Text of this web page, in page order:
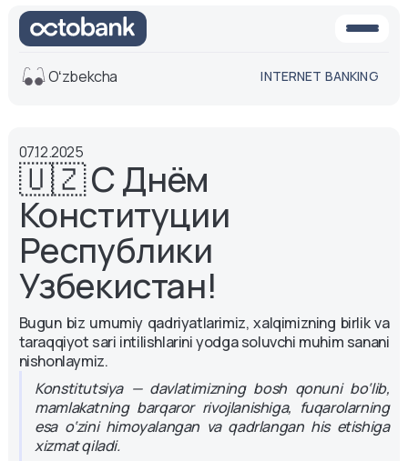
O'rta
versiya
versiya
Ovoz
Matn o'lchami
Aa -
Aa
Aa +
Oʻzbekcha INTERNET BANKING
07.12.2025
🇺🇿 С Днём
Конституции
Республики
Узбекистан!
Bugun biz umumiy qadriyatlarimiz, xalqimizning birlik va
taraqqiyot sari intilishlarini yodga soluvchi muhim sanani
nishonlaymiz.
Konstitutsiya — davlatimizning bosh qonuni bo‘lib,
mamlakatning barqaror rivojlanishiga, fuqarolarning
esa o‘zini himoyalangan va qadrlangan his etishiga
xizmat qiladi.